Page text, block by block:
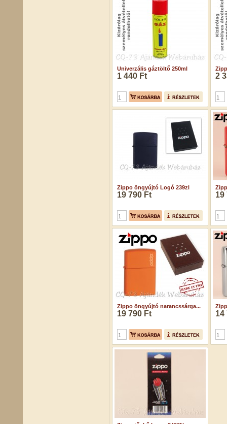
Univerzális gáztöltő 250ml
1 440 Ft 2
Zippo öngyújtó Logó 239zl
19 790 Ft 19
Zippo öngyújtó narancssárga...
19 790 Ft 14